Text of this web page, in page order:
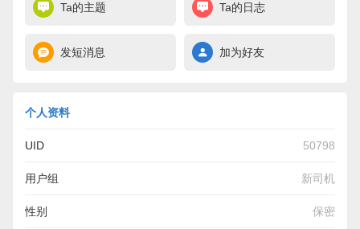
Ta的主题 Ta的日志
发短消息 加为好友
个人资料
UID 50798
用户组 新司机
性别 保密